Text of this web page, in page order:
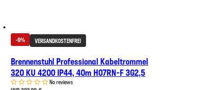
-9% VERSANDKOSTENFREI
Brennenstuhl Professional Kabeltrommel
320 KU 4200 IP44, 40m H07RN-F 3G2,5
No reviews